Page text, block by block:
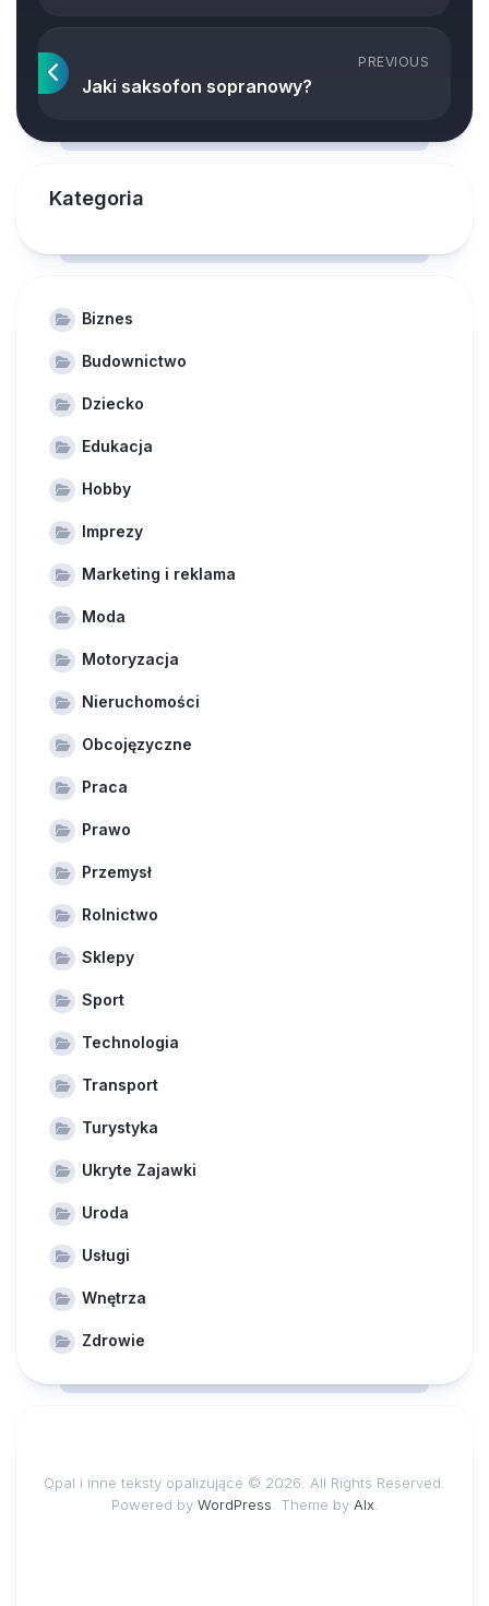
PREVIOUS
Jaki saksofon sopranowy?
Kategoria
Biznes
Budownictwo
Dziecko
Edukacja
Hobby
Imprezy
Marketing i reklama
Moda
Motoryzacja
Nieruchomości
Obcojęzyczne
Praca
Prawo
Przemysł
Rolnictwo
Sklepy
Sport
Technologia
Transport
Turystyka
Ukryte Zajawki
Uroda
Usługi
Wnętrza
Zdrowie
Opal i inne teksty opalizujące © 2026. All Rights Reserved.
Powered by WordPress . Theme by Alx